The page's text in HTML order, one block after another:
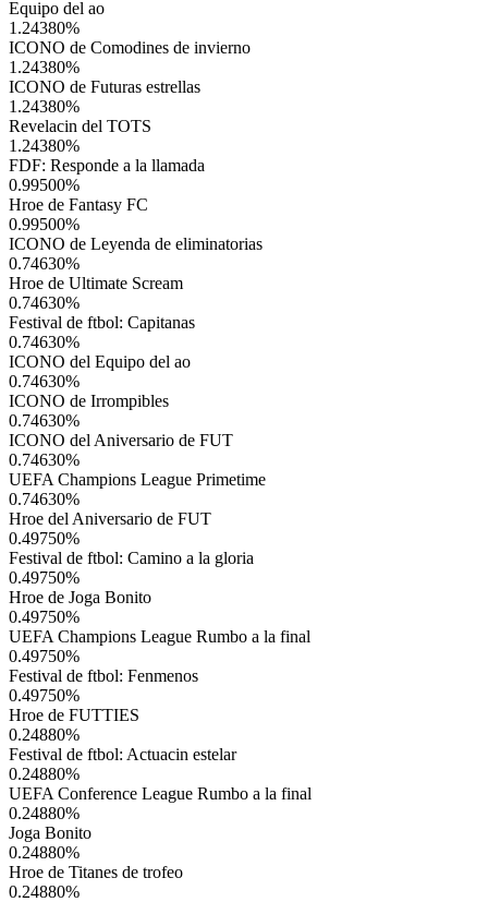
Equipo del ao
1.24380%
ICONO de Comodines de invierno
1.24380%
ICONO de Futuras estrellas
1.24380%
Revelacin del TOTS
1.24380%
FDF: Responde a la llamada
0.99500%
Hroe de Fantasy FC
0.99500%
ICONO de Leyenda de eliminatorias
0.74630%
Hroe de Ultimate Scream
0.74630%
Festival de ftbol: Capitanas
0.74630%
ICONO del Equipo del ao
0.74630%
ICONO de Irrompibles
0.74630%
ICONO del Aniversario de FUT
0.74630%
UEFA Champions League Primetime
0.74630%
Hroe del Aniversario de FUT
0.49750%
Festival de ftbol: Camino a la gloria
0.49750%
Hroe de Joga Bonito
0.49750%
UEFA Champions League Rumbo a la final
0.49750%
Festival de ftbol: Fenmenos
0.49750%
Hroe de FUTTIES
0.24880%
Festival de ftbol: Actuacin estelar
0.24880%
UEFA Conference League Rumbo a la final
0.24880%
Joga Bonito
0.24880%
Hroe de Titanes de trofeo
0.24880%